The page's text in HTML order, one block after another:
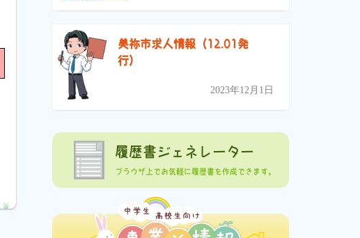
美祢市求人情報（12.01発
行）
2023年12月1日
履歴書ジェネレーター
ブラウザ上でお気軽に履歴書を作成できます。